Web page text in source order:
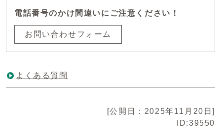
電話番号のかけ間違いにご注意ください！
お問い合わせフォーム
よくある質問
[公開日：2025年11月20日]
ID:39550